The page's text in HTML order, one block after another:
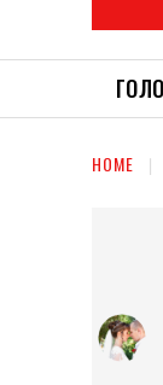
HOME